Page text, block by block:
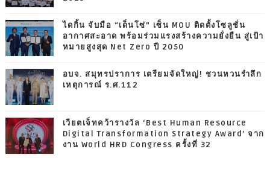
ไดกิ้น จับมือ “เด็นโซ่” เซ็น MOU ติดตั้งโซลูชั่น
อากาศสะอาด พร้อมร่วมแรงสร้างความยั่งยืน สู่เป้า
หมายสูงสุด Net Zero ปี 2050
อบจ. สมุทรปราการ เตรียมจัดใหญ่! ชวนหวนรำลึก
เหตุการณ์ ร.ศ.112
เวียตเจ็ทคว้ารางวัล ‘Best Human Resource
Digital Transformation Strategy Award’ จาก
งาน World HRD Congress ครั้งที่ 32